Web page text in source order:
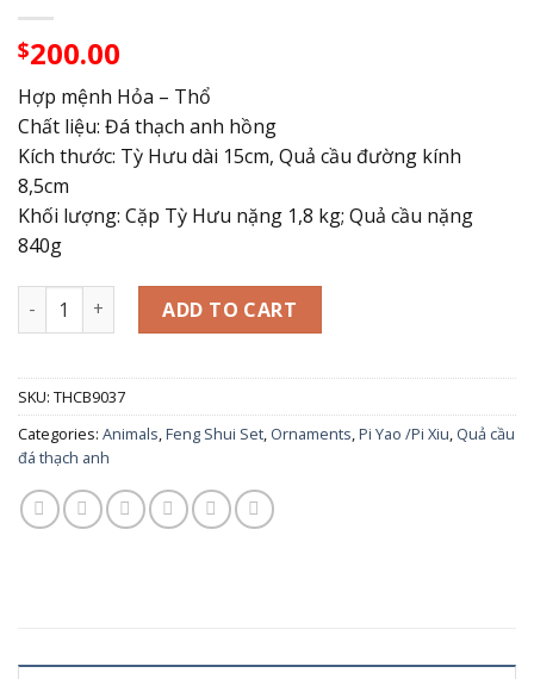
$200.00
Hợp mệnh Hỏa – Thổ
Chất liệu: Đá thạch anh hồng
Kích thước: Tỳ Hưu dài 15cm, Quả cầu đường kính
8,5cm
Khối lượng: Cặp Tỳ Hưu nặng 1,8 kg; Quả cầu nặng
840g
Bộ combo Tỳ Hưu dài 15cm và Quả cầu phong thuỷ đá
ADD TO CART
SKU: THCB9037
Categories: Animals Feng Shui Set Ornaments Pi Yao /Pi Xiu Quả cầu
đá thạch anh